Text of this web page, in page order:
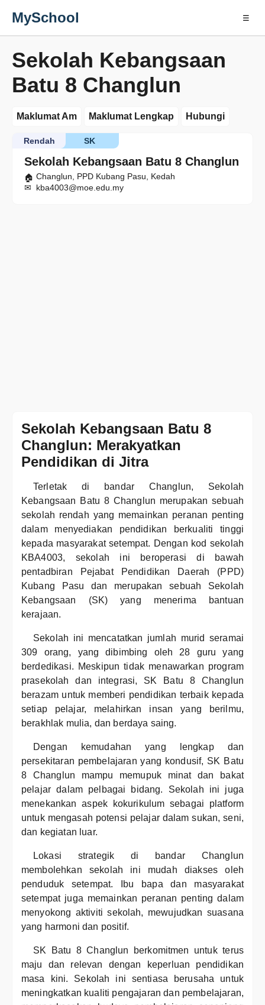
MySchool ☰
Sekolah Kebangsaan
Batu 8 Changlun
Maklumat Am Maklumat Lengkap Hubungi
Sekolah Kebangsaan Batu 8 Changlun
SK
Rendah
Changlun, PPD Kubang Pasu, Kedah
kba4003@moe.edu.my
Sekolah Kebangsaan Batu 8
Changlun: Merakyatkan
Pendidikan di Jitra
Terletak di bandar Changlun, Sekolah
Kebangsaan Batu 8 Changlun merupakan sebuah
sekolah rendah yang memainkan peranan penting
dalam menyediakan pendidikan berkualiti tinggi
kepada masyarakat setempat. Dengan kod sekolah
KBA4003, sekolah ini beroperasi di bawah
pentadbiran Pejabat Pendidikan Daerah (PPD)
Kubang Pasu dan merupakan sebuah Sekolah
Kebangsaan (SK) yang menerima bantuan
kerajaan.
Sekolah ini mencatatkan jumlah murid seramai
309 orang, yang dibimbing oleh 28 guru yang
berdedikasi. Meskipun tidak menawarkan program
prasekolah dan integrasi, SK Batu 8 Changlun
berazam untuk memberi pendidikan terbaik kepada
setiap pelajar, melahirkan insan yang berilmu,
berakhlak mulia, dan berdaya saing.
Dengan kemudahan yang lengkap dan
persekitaran pembelajaran yang kondusif, SK Batu
8 Changlun mampu memupuk minat dan bakat
pelajar dalam pelbagai bidang. Sekolah ini juga
menekankan aspek kokurikulum sebagai platform
untuk mengasah potensi pelajar dalam sukan, seni,
dan kegiatan luar.
Lokasi strategik di bandar Changlun
membolehkan sekolah ini mudah diakses oleh
penduduk setempat. Ibu bapa dan masyarakat
setempat juga memainkan peranan penting dalam
menyokong aktiviti sekolah, mewujudkan suasana
yang harmoni dan positif.
SK Batu 8 Changlun berkomitmen untuk terus
maju dan relevan dengan keperluan pendidikan
masa kini. Sekolah ini sentiasa berusaha untuk
meningkatkan kualiti pengajaran dan pembelajaran,